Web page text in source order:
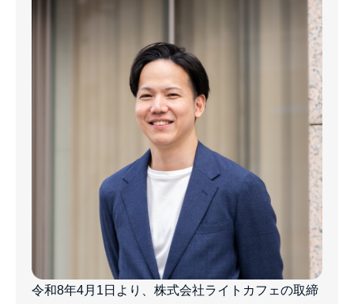
令和8年4月1日より、株式会社ライトカフェの取締